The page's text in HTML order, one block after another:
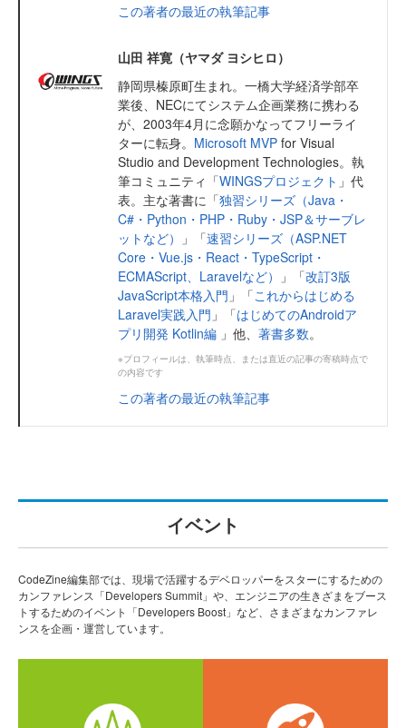
この著者の最近の執筆記事
山田 祥寛（ヤマダ ヨシヒロ）
静岡県榛原町生まれ。一橋大学経済学部卒
業後、NECにてシステム企画業務に携わる
が、2003年4月に念願かなってフリーライ
ターに転身。 Microsoft MVP for Visual
Studio and Development Technologies。執
筆コミュニティ「WINGSプロジェクト 」代
表。主な著書に「独習シリーズ（Java・
C#・Python・PHP・Ruby・JSP＆サーブレ
ットなど）
」「速習シリーズ（ASP.NET
Core・Vue.js・React・TypeScript・
ECMAScript、Laravelなど）
」「改訂3版
JavaScript本格入門 」「これからはじめる
Laravel実践入門 」「はじめてのAndroidア
プリ開発 Kotlin編 」他、 著書多数。
※プロフィールは、執筆時点、または直近の記事の寄稿時点で
の内容です
この著者の最近の執筆記事
イベント
CodeZine編集部では、現場で活躍するデベロッパーをスターにするための
カンファレンス「Developers Summit」や、エンジニアの生きざまをブース
トするためのイベント「Developers Boost」など、さまざまなカンファレ
ンスを企画・運営しています。